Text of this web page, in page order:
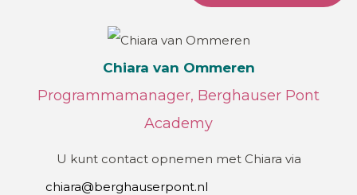
Chiara van Ommeren
Programmamanager, Berghauser Pont
Academy
U kunt contact opnemen met Chiara via
chiara@berghauserpont.nl